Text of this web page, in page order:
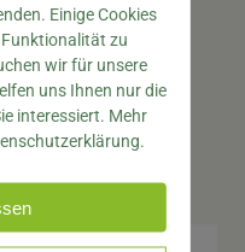
Einige Cookies
zu
wir für unsere
uns Ihnen nur die
interessiert. Mehr